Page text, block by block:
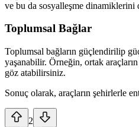
ve bu da sosyalleşme dinamiklerini
Toplumsal Bağlar
Toplumsal bağların güçlendirilip
yaşanabilir. Örneğin, ortak
göz atabilirsiniz.
Sonuç olarak, araçların şehirlerle
2